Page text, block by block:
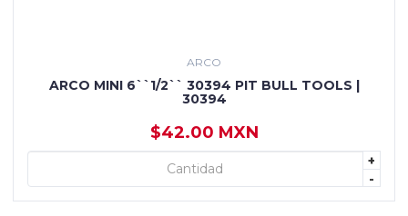
ARCO
ARCO MINI 6``1/2`` 30394 PIT BULL TOOLS |
30394
$42.00 MXN
+
-
+ AGREGAR